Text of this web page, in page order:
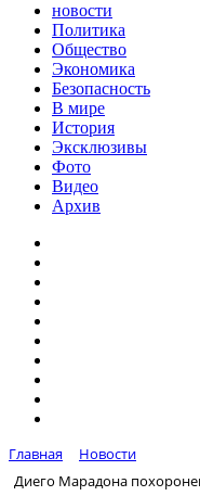
новости
Политика
Общество
Экономика
Безопасность
В мире
История
Эксклюзивы
Фото
Видео
Архив
Главная
Новости
Диего Марадона